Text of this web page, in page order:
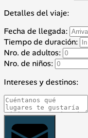
Detalles del viaje:
Fecha de llegada:
Tiempo de duración:
Nro. de adultos:
Nro. de niños:
Intereses y destinos: